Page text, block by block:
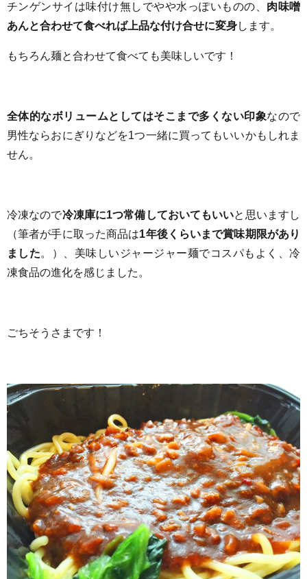
チンゲンサイは味付け無しでやや水っぽいものの、 肉味噌
あんと合わせて食べれば上品な付け合せに変身します。
もちろん麺と合わせて食べても美味しいです！
全体的なボリュームとしてはそこまで多くない印象なので
男性ならおにぎりなどを1つ一緒に買ってもいいかもしれま
せん。
冷凍なので冷凍庫に1つ常備しておいてもいいと思いますし
（筆者が手に取った商品は1年後くらいまで賞味期限があり
ました。）、美味しいジャージャー麺でコスパもよく、冷
凍食品の進化を感じました。
ごちそうさまです！